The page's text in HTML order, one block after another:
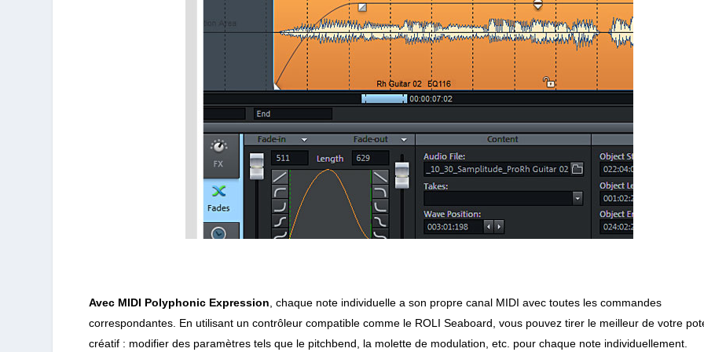
Avec MIDI Polyphonic Expression, chaque note individuelle a son propre canal MIDI avec toutes les commandes
correspondantes. En utilisant un contrôleur compatible comme le ROLI Seaboard, vous pouvez tirer le meilleur de votre
créatif : modifier des paramètres tels que le pitchbend, la molette de modulation, etc. pour chaque note individuellement.